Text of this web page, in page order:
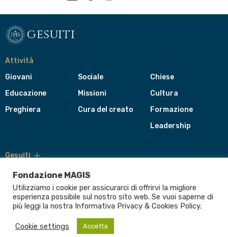
gesuiti
Attività
Giovani
Educazione
Preghiera
Sociale
Missioni
Cura del creato
Chiese
Cultura
Formazione
Leadership
Gesuiti
di
navigazione
del
footer
Compagnia di Gesù
CEP - Conferenza delle Province Europee
Provincia Euro-Mediterranea
Albania
Italia Malta Romania
Fondazione MAGIS
Utilizziamo i cookie per assicurarci di offrirvi la migliore
esperienza possibile sul nostro sito web. Se vuoi saperne di
più leggi la nostra Informativa Privacy & Cookies Policy.
Cookie settings Accetta